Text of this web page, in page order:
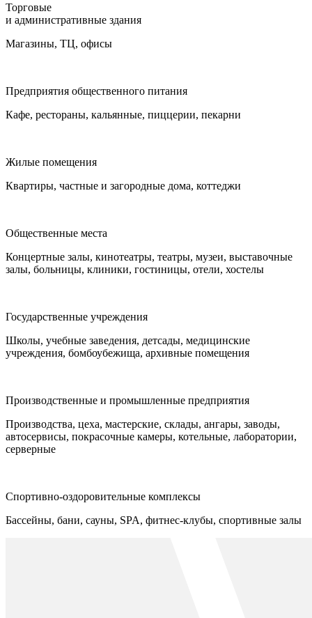
Торговые
и административные здания
Магазины, ТЦ, офисы
Предприятия общественного питания
Кафе, рестораны, кальянные, пиццерии, пекарни
Жилые помещения
Квартиры, частные и загородные дома, коттеджи
Общественные места
Концертные залы, кинотеатры, театры, музеи, выставочные
залы, больницы, клиники, гостиницы, отели, хостелы
Государственные учреждения
Школы, учебные заведения, детсады, медицинские
учреждения, бомбоубежища, архивные помещения
Производственные и промышленные предприятия
Производства, цеха, мастерские, склады, ангары, заводы,
автосервисы, покрасочные камеры, котельные, лаборатории,
серверные
Спортивно-оздоровительные комплексы
Бассейны, бани, сауны, SPA, фитнес-клубы, спортивные залы